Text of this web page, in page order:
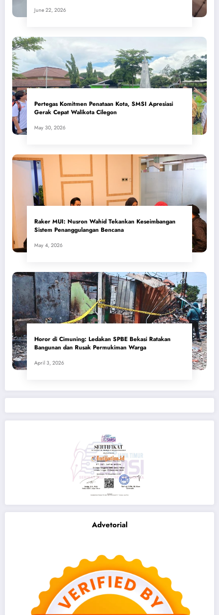
June 22, 2026
Pertegas Komitmen Penataan Kota, SMSI Apresiasi
Gerak Cepat Walikota Cilegon
May 30, 2026
​Raker MUI: Nusron Wahid Tekankan Keseimbangan
Sistem Penanggulangan Bencana
May 4, 2026
Horor di Cimuning: Ledakan SPBE Bekasi Ratakan
Bangunan dan Rusak Permukiman Warga
April 3, 2026
Advetorial